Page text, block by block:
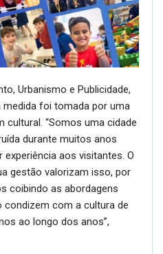
Urbanismo e Publicidade,
medida foi tomada por uma
cultural. “Somos uma cidade
durante muitos anos
aos visitantes. O
gestão valorizam isso, por
coibindo as abordagens
condizem com a cultura de
ao longo dos anos”,